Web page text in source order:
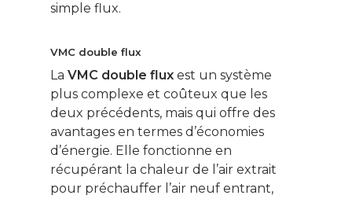
simple flux.
VMC double flux
La VMC double flux est un système
plus complexe et coûteux que les
deux précédents, mais qui offre des
avantages en termes d’économies
d’énergie. Elle fonctionne en
récupérant la chaleur de l’air extrait
pour préchauffer l’air neuf entrant,